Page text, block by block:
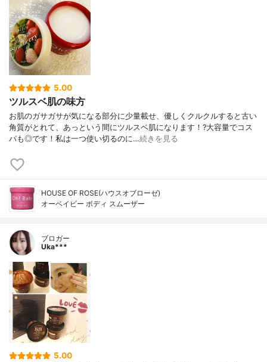
5.00
ツルスベ肌の味方
お肌のガサガサが気になる部分に少量載せ、優しくクルクルすると古い
角質がとれて、あっという間にツルスベ肌になります！?大容量でコス
パも◎です！私は一つ使い切るのに…続きを見る
HOUSE OF ROSE(ハウスオブローゼ)
オーベイビー ボディ スムーザー
ブロガー
Uka***
5.00